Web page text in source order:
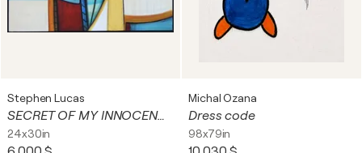
Stephen Lucas
SECRET OF MY INNOCENCE
24x30in
Michal Ozana
Dress code
98x79in